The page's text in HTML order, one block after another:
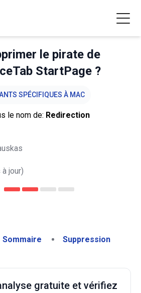
le pirate de
StartPage ?
SPÉCIFIQUES À MAC
le nom de: Redirection
jour)
Sommaire Suppression
gratuite et vérifiez